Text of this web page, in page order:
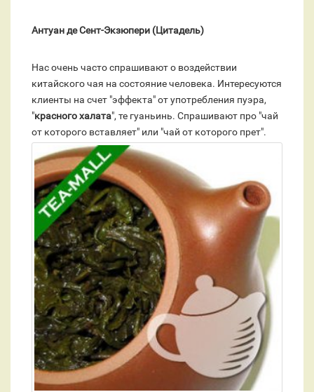
Антуан де Сент-Экзюпери (Цитадель)
Нас очень часто спрашивают о воздействии
китайского чая на состояние человека. Интересуются
клиенты на счет "эффекта" от употребления пуэра,
"красного халата", те гуаньинь. Спрашивают про "чай
от которого вставляет" или "чай от которого прет".